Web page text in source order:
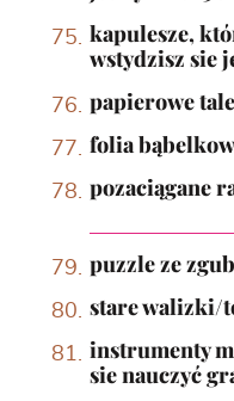
kapulesze,
wstydzisz sie
papierowe
folia
pozaciągane
puzzle ze
stare walizki/
instrumenty
sie nauczyć